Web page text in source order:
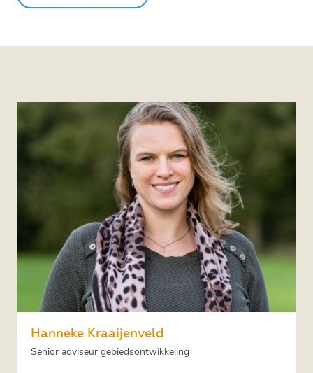
Hanneke Kraaijenveld
Senior adviseur gebiedsontwikkeling